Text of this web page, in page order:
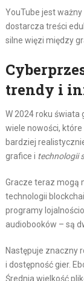
YouTube jest
dostarcza treści
silne więzi między
trendy i
W 2024 roku świata
wiele nowości,
bardziej
grafice i technologii
Gracze teraz mogą
technologii
programy
audiobooków – są
Następuje znaczny
i dostępność gier.
Średnia wielkość